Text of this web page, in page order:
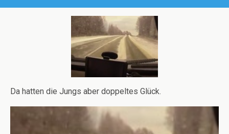
Da hatten die Jungs aber doppeltes Glück.